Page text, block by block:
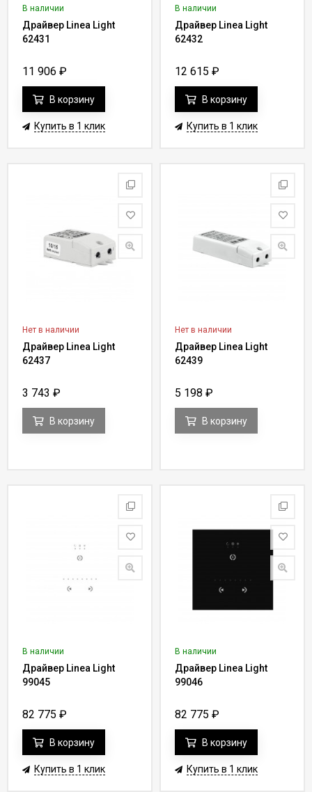
В наличии
Драйвер Linea Light
62431
11 906 ₽
В корзину
Купить в 1 клик
В наличии
Драйвер Linea Light
62432
12 615 ₽
В корзину
Купить в 1 клик
Нет в наличии
Драйвер Linea Light
62437
3 743 ₽
В корзину
Нет в наличии
Драйвер Linea Light
62439
5 198 ₽
В корзину
В наличии
Драйвер Linea Light
99045
82 775 ₽
В корзину
Купить в 1 клик
В наличии
Драйвер Linea Light
99046
82 775 ₽
В корзину
Купить в 1 клик